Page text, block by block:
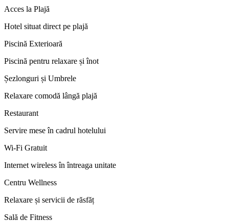
Acces la Plajă
Hotel situat direct pe plajă
Piscină Exterioară
Piscină pentru relaxare și înot
Șezlonguri și Umbrele
Relaxare comodă lângă plajă
Restaurant
Servire mese în cadrul hotelului
Wi-Fi Gratuit
Internet wireless în întreaga unitate
Centru Wellness
Relaxare și servicii de răsfăț
Sală de Fitness